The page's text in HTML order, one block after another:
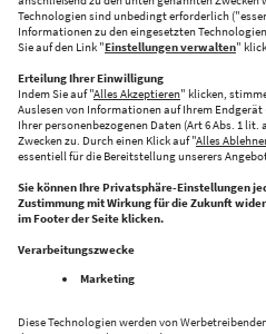
KI-PRODUKATIONSNETZWERK
CENTRE FOR FUTURE
Halle 43 bringt Innovation und